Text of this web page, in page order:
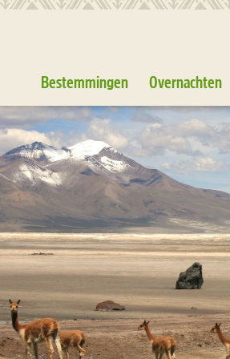
Bestemmingen Overnachten